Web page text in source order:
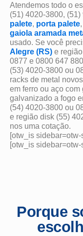
Atendemos todo o
(51) 4020-3800,
palete, porta palete,
gaiola aramada
usado. Se você
Alegre (RS) e
0877 e 0800 647
(53) 4020-3800 ou
racks de metal
em ferro ou aço
galvanizado a fogo
(54) 4020-3800 ou
e região disk (55)
nos uma cotação.
[otw_is sidebar=otw-
[otw_is sidebar=otw-
Porque